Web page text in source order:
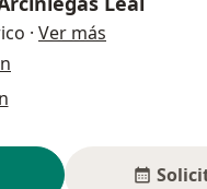
· Ver más